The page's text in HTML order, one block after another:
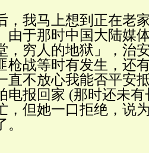
，我马上想到正在老
由于那时中国大陆媒
，穷人的地狱」，治
枪战等时有发生，还
直不放心我能否平安
电报回家 (那时还未
，但她一口拒绝，说